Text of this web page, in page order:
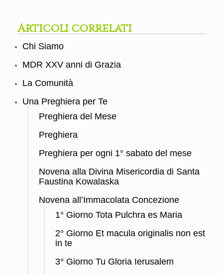
Articoli correlati
Chi Siamo
MDR XXV anni di Grazia
La Comunità
Una Preghiera per Te
Preghiera del Mese
Preghiera
Preghiera per ogni 1° sabato del mese
Novena alla Divina Misericordia di Santa
Faustina Kowalaska
Novena all’Immacolata Concezione
1° Giorno Tota Pulchra es Maria
2° Giorno Et macula originalis non est
in te
3° Giorno Tu Gloria Ierusalem